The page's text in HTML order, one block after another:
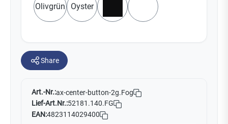
Olivgrün Oyster
Schwarz Weiß
Share
Art.-Nr.:ax-center-button-2g.Fog
Lief-Art.Nr.:52181.140.FG
EAN:4823114029400